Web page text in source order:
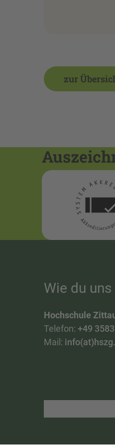
zur
Wie du
Hochschule
Telefon: +49
Mail: